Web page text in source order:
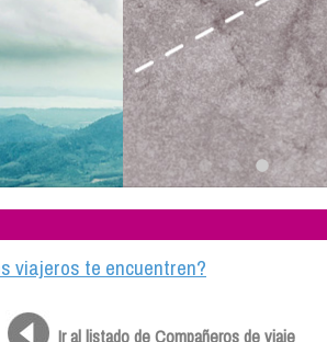
viajeros te encuentren?
Ir al listado de Compañeros de viaje